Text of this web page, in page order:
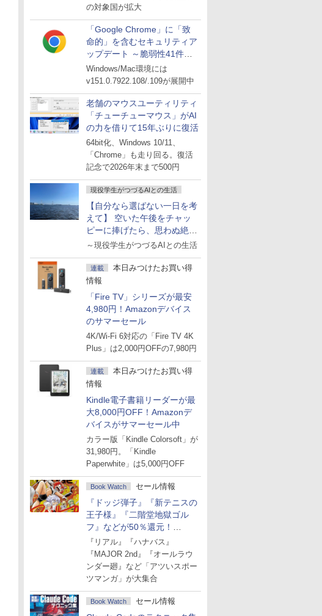
の対象国が拡大
「Google Chrome」に「致
命的」を含むセキュリティア
ップデート ～脆弱性41件に
対処
Windows/Mac環境には
v151.0.7922.108/.109が展開中
老舗のマウスユーティリティ
「チューチューマウス」がAI
の力を借りて15年ぶりに復活
64bit化、Windows 10/11、
「Chrome」も走り回る。復活
記念で2026年末まで500円
現役学生がつづるAIとの生活
【自分なら選ばない一日を考
えて】 空いた午後をチャッ
ピーに捧げたら、思わぬ絶景
に出会った話
～現役学生がつづるAIとの生活
連載
本日みつけたお買い得
情報
「Fire TV」シリーズが最安
4,980円！Amazonデバイス
のサマーセール
4K/Wi-Fi 6対応の「Fire TV 4K
Plus」は2,000円OFFの7,980円
連載
本日みつけたお買い得
情報
Kindle電子書籍リーダーが最
大8,000円OFF！Amazonデ
バイスがサマーセール中
カラー版「Kindle Colorsoft」が
31,980円。「Kindle
Paperwhite」は5,000円OFF
Book Watch セール情報
『ドッジ弾子』『新テニスの
王子様』『二階堂地獄ゴル
フ』などが50％還元！
Amazonマンガ週末セール
『リアル』『ハナバス』
『MAJOR 2nd』『オールラウ
ンダー廻』など「アツいスポー
ツマンガ」が大集合
Book Watch セール情報